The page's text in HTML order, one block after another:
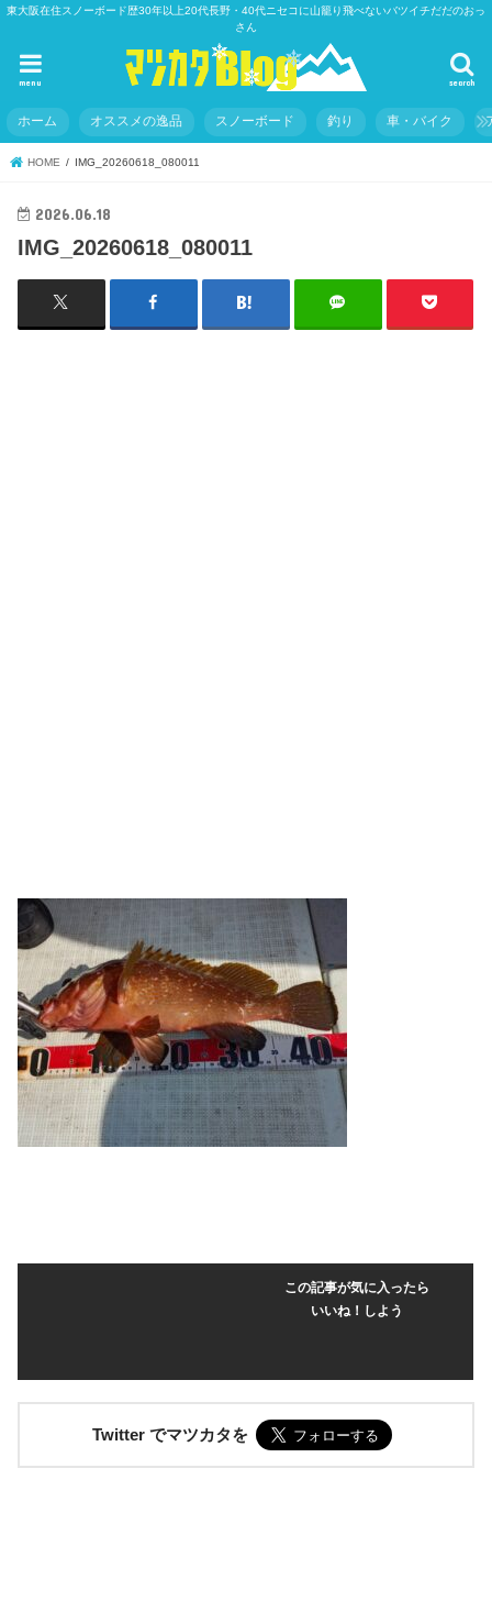
東大阪在住スノーボード歴30年以上20代長野・40代ニセコに山籠り飛べないバツイチだだのおっ
さん
search
menu
ホーム オススメの逸品 スノーボード 釣り 車・バイク
HOME IMG_20260618_080011
2026.06.18
IMG_20260618_080011
この記事が気に入ったら
いいね！しよう
Twitter でマツカタを